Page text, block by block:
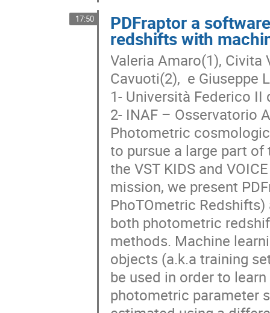
17:50 PDFraptor a
redshifts with
Valeria Amaro(1),
Cavuoti(2),  e Giuseppe
1- Università Federico II
2- INAF – Osservatorio
Photometric
to pursue a large part
the VST KIDS and
mission, we present
PhoTOmetric
both photometric
methods. Machine
objects (a.k.a training
be used in order to
photometric parameter